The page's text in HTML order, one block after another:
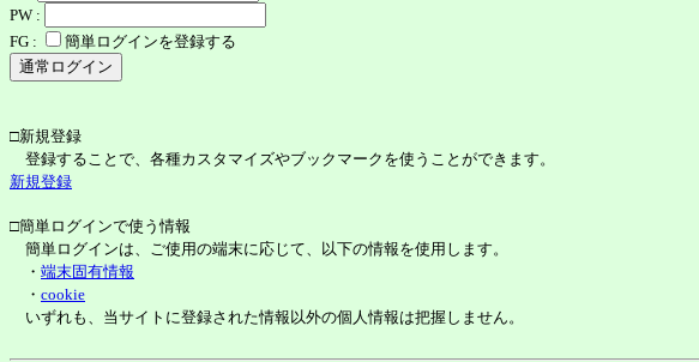
PW :
FG :
簡単ログインを登録する
□新規登録
登録することで、各種カスタマイズやブックマークを使うことができます。
新規登録
□簡単ログインで使う情報
簡単ログインは、ご使用の端末に応じて、以下の情報を使用します。
・ 端末固有情報
・ cookie
いずれも、当サイトに登録された情報以外の個人情報は把握しません。